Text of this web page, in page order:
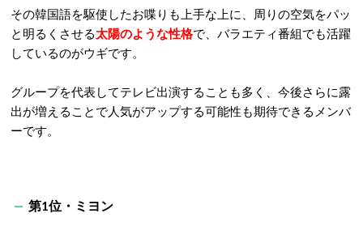
その韓国語を駆使したお喋りも上手な上に、周りの空気をパッ
と明るくさせる太陽のような性格で、バラエティ番組でも活躍
しているのがウギです。
グループを代表してテレビ出演することも多く、今後さらに露
出が増えることで人気がアップする可能性も期待できるメンバ
ーです。
第1位・ミヨン